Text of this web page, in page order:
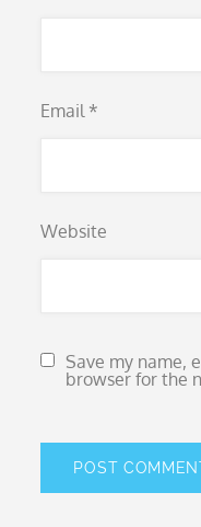
Email *
Website
Save my name,
browser for the